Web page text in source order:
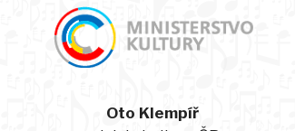
Oto Klempíř